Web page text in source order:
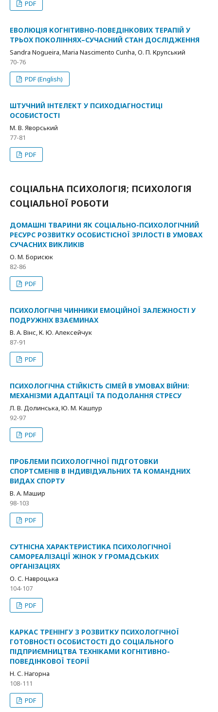
PDF
ЕВОЛЮЦІЯ КОГНІТИВНО-ПОВЕДІНКОВИХ ТЕРАПІЙ У
ТРЬОХ ПОКОЛІННЯХ–СУЧАСНИЙ СТАН ДОСЛІДЖЕННЯ
Sandra Nogueira, Maria Nascimento Cunha, О. П. Крупський
70-76
PDF (English)
ШТУЧНИЙ ІНТЕЛЕКТ У ПСИХОДІАГНОСТИЦІ
ОСОБИСТОСТІ
М. В. Яворський
77-81
PDF
СОЦІАЛЬНА ПСИХОЛОГІЯ; ПСИХОЛОГІЯ
СОЦІАЛЬНОЇ РОБОТИ
ДОМАШНІ ТВАРИНИ ЯК СОЦІАЛЬНО-ПСИХОЛОГІЧНИЙ
РЕСУРС РОЗВИТКУ ОСОБИСТІСНОЇ ЗРІЛОСТІ В УМОВАХ
СУЧАСНИХ ВИКЛИКІВ
О. М. Борисюк
82-86
PDF
ПСИХОЛОГІЧНІ ЧИННИКИ ЕМОЦІЙНОЇ ЗАЛЕЖНОСТІ У
ПОДРУЖНІХ ВЗАЄМИНАХ
В. А. Вінс, К. Ю. Алексейчук
87-91
PDF
ПСИХОЛОГІЧНА СТІЙКІСТЬ СІМЕЙ В УМОВАХ ВІЙНИ:
МЕХАНІЗМИ АДАПТАЦІЇ ТА ПОДОЛАННЯ СТРЕСУ
Л. В. Долинська, Ю. М. Кашпур
92-97
PDF
ПРОБЛЕМИ ПСИХОЛОГІЧНОЇ ПІДГОТОВКИ
СПОРТСМЕНІВ В ІНДИВІДУАЛЬНИХ ТА КОМАНДНИХ
ВИДАХ СПОРТУ
В. А. Машир
98-103
PDF
СУТНІСНА ХАРАКТЕРИСТИКА ПСИХОЛОГІЧНОЇ
САМОРЕАЛІЗАЦІЇ ЖІНОК У ГРОМАДСЬКИХ
ОРГАНІЗАЦІЯХ
О. С. Навроцька
104-107
PDF
КАРКАС ТРЕНІНГУ З РОЗВИТКУ ПСИХОЛОГІЧНОЇ
ГОТОВНОСТІ ОСОБИСТОСТІ ДО СОЦІАЛЬНОГО
ПІДПРИЄМНИЦТВА ТЕХНІКАМИ КОГНІТИВНО-
ПОВЕДІНКОВОЇ ТЕОРІЇ
Н. С. Нагорна
108-111
PDF